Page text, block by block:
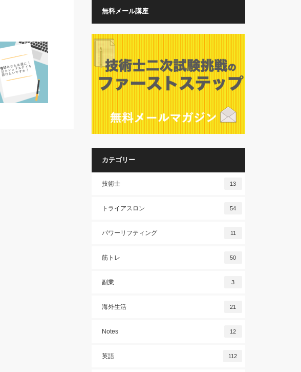
無料メール講座
カテゴリー
技術士 13
トライアスロン 54
パワーリフティング 11
筋トレ 50
副業 3
海外生活 21
Notes 12
英語 112